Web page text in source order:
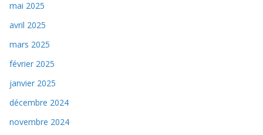
mai 2025
avril 2025
mars 2025
février 2025
janvier 2025
décembre 2024
novembre 2024